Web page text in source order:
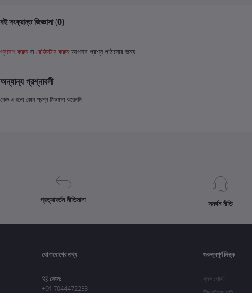
বই সংক্রান্ত জিজ্ঞাসা (0)
প্রবেশ করুন বা রেজিস্টার করুন আপনার প্রশ্ন পাঠানোর জন্য
অন্যান্য প্রশ্নাবলী
কেউ এখনো কোন প্রশ্ন জিজ্ঞাসা করেননি
প্রত্যাবর্তন নীতিমালা সমর্থন নীতি
যোগাযোগের তথ্য
ফোন:
+91 7044472233
গুরুত্বপূর্ণ লিঙ্ক
ব্লগ পোস্ট